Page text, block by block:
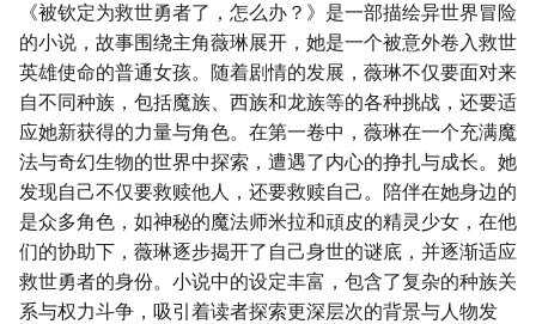
《被钦定为救世勇者了，怎么办？》是一部描绘异世界冒险
的小说，故事围绕主角薇琳展开，她是一个被意外卷入救世
英雄使命的普通女孩。随着剧情的发展，薇琳不仅要面对来
自不同种族，包括魔族、西族和龙族等的各种挑战，还要适
应她新获得的力量与角色。在第一卷中，薇琳在一个充满魔
法与奇幻生物的世界中探索，遭遇了内心的挣扎与成长。她
发现自己不仅要救赎他人，还要救赎自己。陪伴在她身边的
是众多角色，如神秘的魔法师米拉和頑皮的精灵少女，在他
们的协助下，薇琳逐步揭开了自己身世的谜底，并逐渐适应
救世勇者的身份。小说中的设定丰富，包含了复杂的种族关
系与权力斗争，吸引着读者探索更深层次的背景与人物发